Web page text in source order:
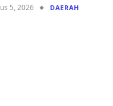
5, 2026 DAERAH